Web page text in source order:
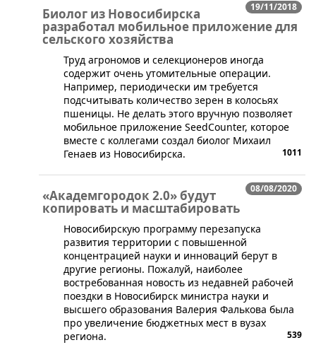
19/11/2018
Биолог из Новосибирска
разработал мобильное приложение для
сельского хозяйства
Труд агрономов и селекционеров иногда
содержит очень утомительные операции.
Например, периодически им требуется
подсчитывать количество зерен в колосьях
пшеницы. Не делать этого вручную позволяет
мобильное приложение SeedCounter, которое
вместе с коллегами создал биолог Михаил
Генаев из Новосибирска.
1011
08/08/2020
«Академгородок 2.0» будут
копировать и масштабировать
​​​Новосибирскую программу перезапуска
развития территории с повышенной
концентрацией науки и инноваций берут в
другие регионы. Пожалуй, наиболее
востребованная новость из недавней рабочей
поездки в Новосибирск министра науки и
высшего образования Валерия Фалькова была
про увеличение бюджетных мест в вузах
региона.
539